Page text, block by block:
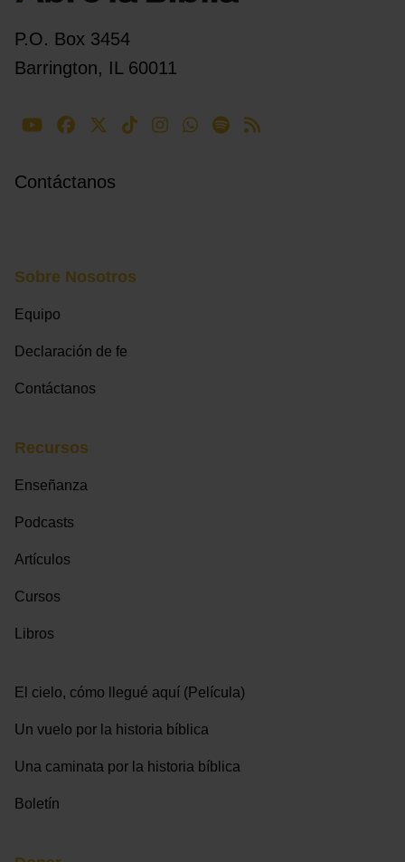
P.O. Box 3454
Barrington, IL 60011
Contáctanos
Sobre Nosotros
Equipo
Declaración de fe
Contáctanos
Recursos
Enseñanza
Podcasts
Artículos
Cursos
Libros
El cielo, cómo llegué aquí (Película)
Un vuelo por la historia bíblica
Una caminata por la historia bíblica
Boletín